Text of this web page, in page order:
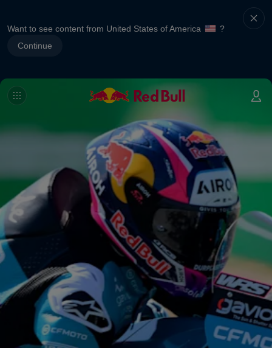
Want to see content from United States of America
?
Continue